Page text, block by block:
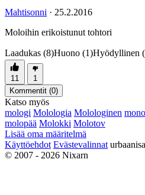
Mahtisonni · 25.2.2016
Moloihin erikoistunut tohtori
Laadukas (8)Huono (1)Hyödyllinen
11
1
Kommentit (0)
Katso myös
mologi Molologia Molologinen
molopää Molokki Molotov
Lisää oma määritelmä
Käyttöehdot Evästevalinnat
© 2007 - 2026 Nixarn